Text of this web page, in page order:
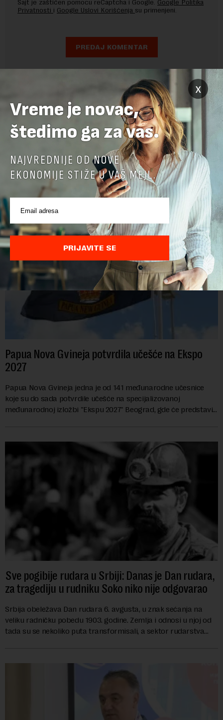
Sajt je zaštićen pomocu reCaptcha i Google. Google Politika
Privatnosti i Google Uslovi Korišćenja su primenjeni.
POVEZANI SADRŽAJI
Papua Nova Gvineja potvrdila učešće na Ekspo
2027
Papua Nova Gvineja jedna je od 141 međunarodne učesnice
koje su do sada potvrdile učešće na specijalizovanoj
međunarodnoj izložbi "Ekspu 2027" Beograd, gde će predstaviti
Sve pogibije rudara u Srbiji: Danas je Dan rudara,
za tragediju u rudniku Soko niko nije odgovarao
Srbija obeležava Dan rudara 6. avgusta, u znak sećanja na
veliku radničku pobedu 1903. godine. Zemlja i odnosi u njoj od
tada su se nekoliko puta transformisali, a sektor rudarstva
x
Vreme je novac,
štedimo ga za vas.
NAJVREDNIJE OD NOVE
EKONOMIJE STIŽE U VAŠ MEJL.
PRIJAVITE SE